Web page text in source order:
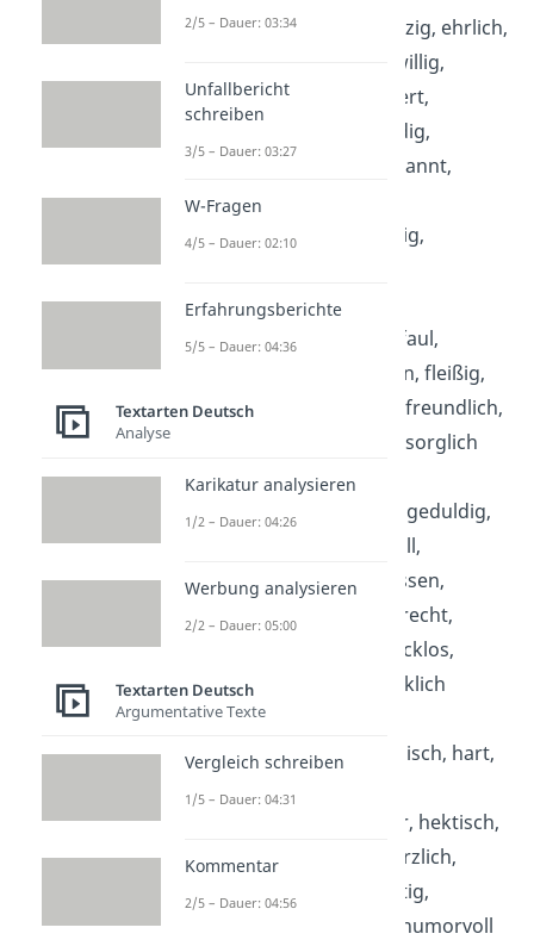
E:egoistisch, ehrgeizig, ehrlich,
eifersüchtig, eigenwillig,
eingebildet, engagiert,
entscheidungsfreudig,
entschlossen, entspannt,
erfolgreich,
experimentierfreudig,
F:fair, fantasievoll, faul,
fehlerhaft, feige, fein, fleißig,
flexibel, flink, frech, freundlich,
fröhlich, fromm, fürsorglich
G:
garstig, gebildet, geduldig,
gefährlich, gefühlvoll,
geheimnisvoll, gelassen,
gelehrt, gemein, gerecht,
geschickt, geschmacklos,
gesellig, gierig, glücklich
H:harmlos, harmonisch, hart,
heimtückisch, heiter, hektisch,
herausfordernd, herzlich,
hilfsbereit, hinterlistig,
hochnäsig, höflich, humorvoll
2/5 – Dauer: 03:34
Unfallbericht
schreiben
3/5 – Dauer: 03:27
W-Fragen
4/5 – Dauer: 02:10
Erfahrungsberichte
5/5 – Dauer: 04:36
Textarten Deutsch
Analyse
Karikatur analysieren
1/2 – Dauer: 04:26
Werbung analysieren
2/2 – Dauer: 05:00
Textarten Deutsch
Argumentative Texte
Vergleich schreiben
1/5 – Dauer: 04:31
Kommentar
2/5 – Dauer: 04:56